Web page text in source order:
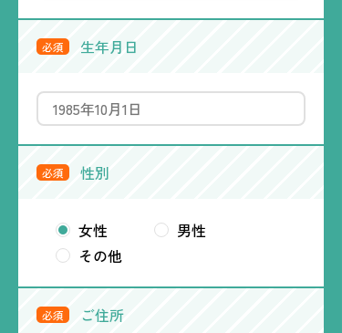
必須 生年月日
必須 性別
女性
男性
その他
必須 ご住所